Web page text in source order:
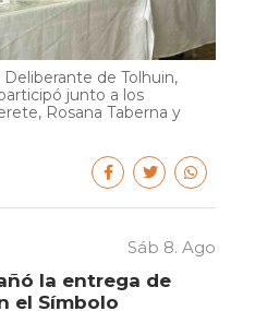
de Tolhuin,
junto a los
Rosana Taberna y
Sáb 8. Ago
la entrega de
el Símbolo